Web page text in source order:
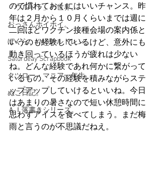
「ウルトラ」の世界。
おっさんホイホイ。
ぼくら、YMOチルドレン。
Saturdeay Scrapbook
タツロー・マニア一年生。
ぬこ日記。
ＡＩ落書きシリーズ。
ので慣れておくにはいいチャンス。昨
年は２月から１０月くらいまでは週に
二回ほどワクチン接種会場の案内係と
いうのも経験しているけど、意外にも
動き回っているほうが疲れは少ない
ね。どんな経験であれ何かに繋がって
いるもの。その経験を積みながらステ
ップアップしていけるといいね。今日
はあまりの暑さなので短い休憩時間に
思わずアイスを食べてしまう。まだ梅
雨と言うのが不思議だねえ。